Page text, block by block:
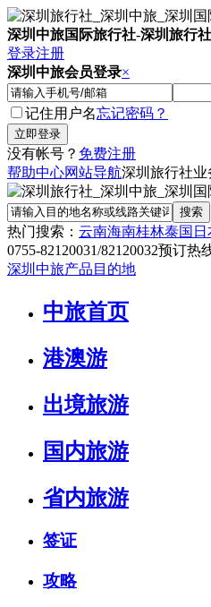
深圳中旅国际旅行社-深圳旅行社
登录注册
深圳中旅会员登录×
记住用户名忘记密码？
没有帐号？ 免费注册
帮助中心网站导航深圳旅行社
热门搜索： 云南海南桂林泰国
0755-82120031/82120032预订热
深圳中旅产品目的地
中旅首页
港澳游
出境旅游
国内旅游
省内旅游
签证
攻略